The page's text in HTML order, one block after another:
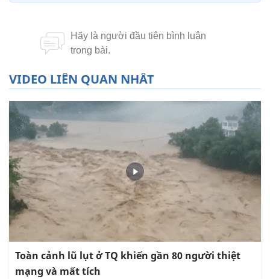
VIDEO LIÊN QUAN NHẤT
Toàn cảnh lũ lụt ở TQ khiến gần 80 người thiệt
mạng và mất tích